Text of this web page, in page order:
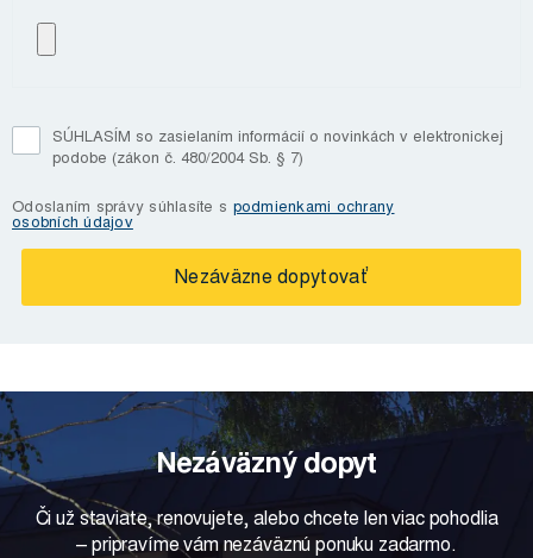
SÚHLASÍM so zasielaním informácií o novinkách v elektronickej
podobe (zákon č. 480/2004 Sb. § 7)
Odoslaním správy súhlasíte s podmienkami ochrany
osobních údajov
Nezáväzný dopyt
Či už staviate, renovujete, alebo chcete len viac pohodlia
– pripravíme vám nezáväznú ponuku zadarmo.